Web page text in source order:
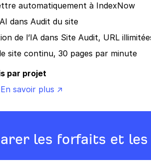
automatiquement à IndexNow
dans Audit du site
de l’IA dans Site Audit, URL
site continu, 30 pages par minute
par projet
En savoir plus ↗
les forfaits et